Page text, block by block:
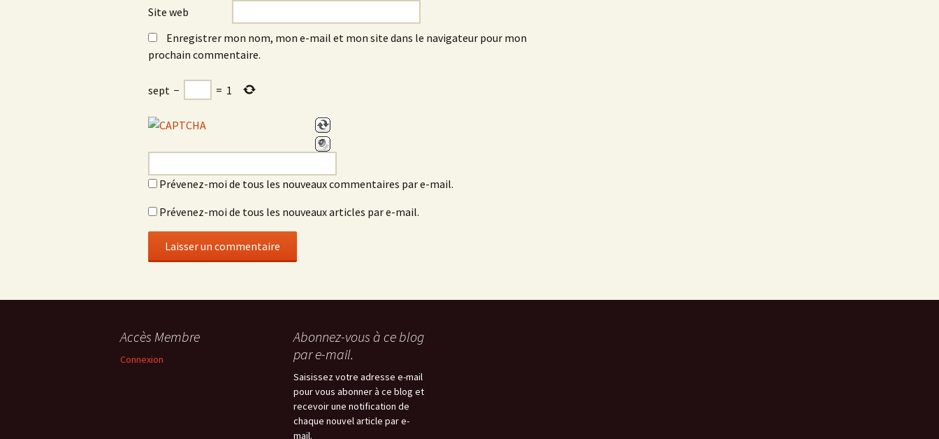
Site web
Enregistrer mon nom, mon e-mail et mon site dans le navigateur pour mon
prochain commentaire.
sept − = 1
Prévenez-moi de tous les nouveaux commentaires par e-mail.
Prévenez-moi de tous les nouveaux articles par e-mail.
Accès Membre
Connexion
Abonnez-vous à ce blog
par e-mail.
Saisissez votre adresse e-mail
pour vous abonner à ce blog et
recevoir une notification de
chaque nouvel article par e-
mail.